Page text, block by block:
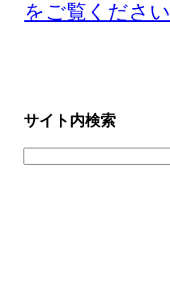
をご覧ください
サイト内検索